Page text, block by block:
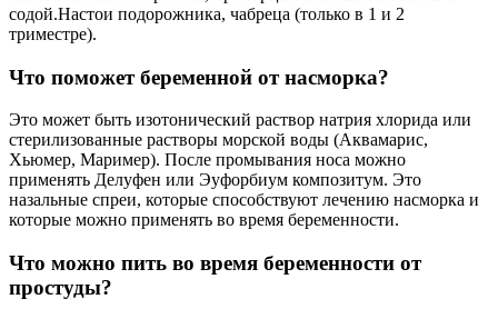
содой.Настои подорожника, чабреца (только в 1 и 2
триместре).
Что поможет беременной от насморка?
Это может быть изотонический раствор натрия хлорида или
стерилизованные растворы морской воды (Аквамарис,
Хьюмер, Маример). После промывания носа можно
применять Делуфен или Эуфорбиум композитум. Это
назальные спреи, которые способствуют лечению насморка и
которые можно применять во время беременности.
Что можно пить во время беременности от
простуды?